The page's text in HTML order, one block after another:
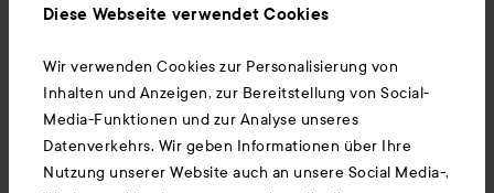
Diese Webseite verwendet Cookies
Wir verwenden Cookies zur Personalisierung von
Inhalten und Anzeigen, zur Bereitstellung von Social-
Media-Funktionen und zur Analyse unseres
Datenverkehrs. Wir geben Informationen über Ihre
Nutzung unserer Website auch an unsere Social Media-,
Ebenfalls interessant
Unsere App herunterladen